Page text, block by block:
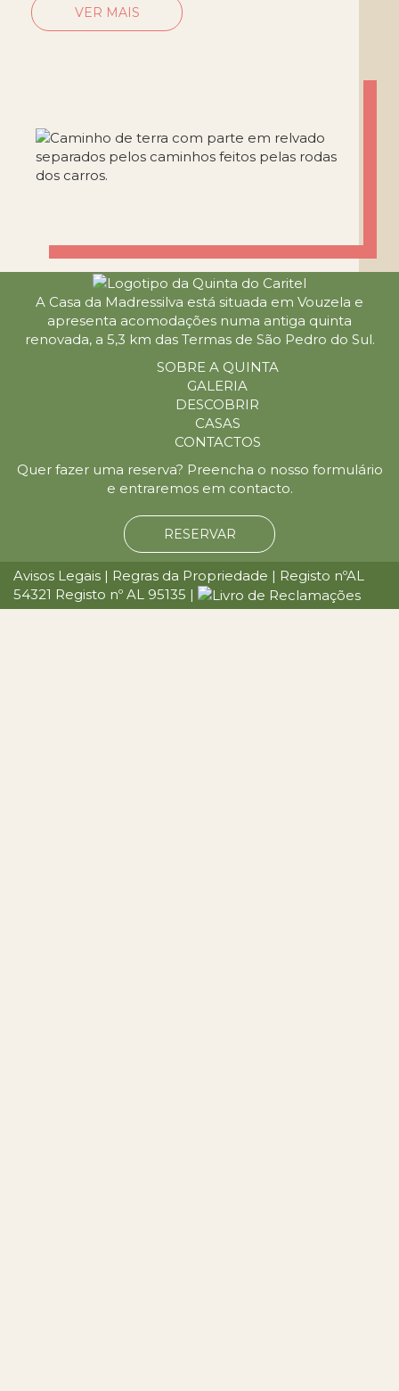
VER MAIS
A Casa da Madressilva está situada em Vouzela e
apresenta acomodações numa antiga quinta
renovada, a 5,3 km das Termas de São Pedro do Sul.
SOBRE A QUINTA
GALERIA
DESCOBRIR
CASAS
CONTACTOS
Quer fazer uma reserva? Preencha o nosso formulário
e entraremos em contacto.
RESERVAR
Avisos Legais | Regras da Propriedade | Registo nºAL
54321 Registo nº AL 95135 |